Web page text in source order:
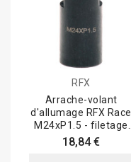
RFX
Arrache-volant
d'allumage RFX Race
M24xP1.5 - filetage
intérieur/pas à droite...
18,84 €